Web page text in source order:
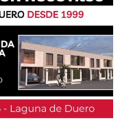
en papel
negocios
las Artes.